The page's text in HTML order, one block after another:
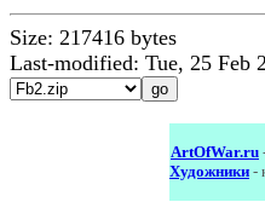
Size: 217416 bytes
Last-modified: Tue, 25 Feb
ArtOfWar.ru
Художники -